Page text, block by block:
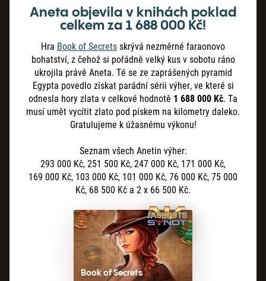
Aneta objevila v knihách poklad
celkem za 1 688 000 Kč!
Hra Book of Secrets skrývá nezměrné faraonovo
bohatství, z čehož si pořádně velký kus v sobotu ráno
ukrojila právě Aneta. Té se ze zaprášených pyramid
Egypta povedlo získat parádní sérii výher, ve které si
odnesla hory zlata v celkové hodnotě 1 688 000 Kč. Ta
musí umět vycítit zlato pod pískem na kilometry daleko.
Gratulujeme k úžasnému výkonu!
Seznam všech Anetin výher:
293 000 Kč, 251 500 Kč, 247 000 Kč, 171 000 Kč,
169 000 Kč, 103 000 Kč, 101 000 Kč, 76 000 Kč, 75 000
Kč, 68 500 Kč a 2 x 66 500 Kč.
Book of Secrets